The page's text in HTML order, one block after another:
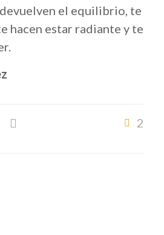
el equilibrio, te
hacen estar radiante y te
2